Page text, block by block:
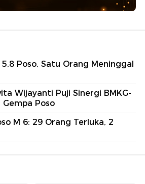
Poso, Satu Orang Meninggal
Wijayanti Puji Sinergi BMKG-
Poso
M 6: 29 Orang Terluka, 2